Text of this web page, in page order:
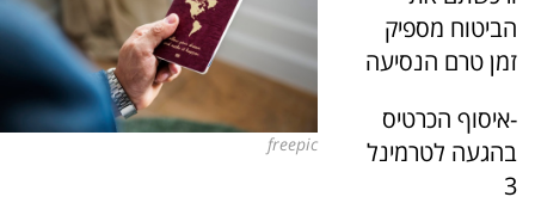
freepic
הביטוח מספיק
זמן טרם הנסיעה
-איסוף הכרטיס
בהגעה לטרמינל
3